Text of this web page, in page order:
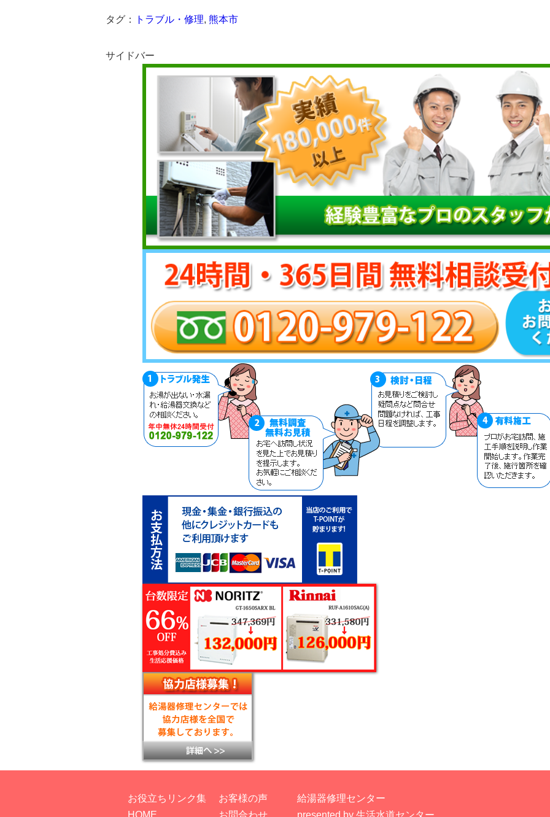
タグ： トラブル・修理, 熊本市
サイドバー
お役立ちリンク集
HOME
お客様の声
お問合わせ
給湯器修理センター
presented by 生活水道センター